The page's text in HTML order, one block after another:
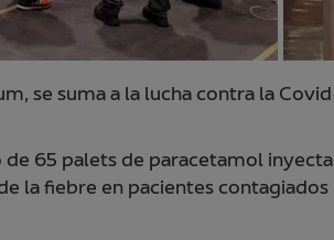
se suma a la lucha contra la
65 palets de paracetamol
la fiebre en pacientes